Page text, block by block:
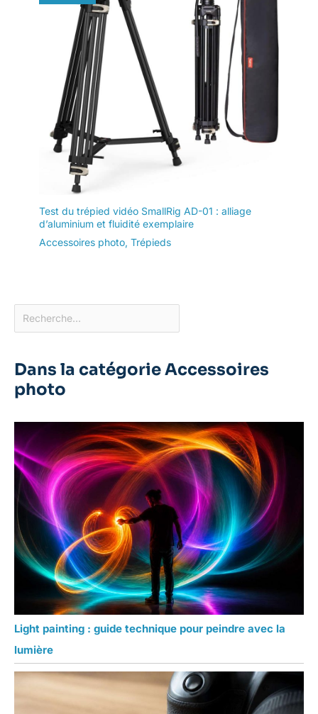
Test du trépied vidéo SmallRig AD-01 : alliage
d’aluminium et fluidité exemplaire
Accessoires photo, Trépieds
Dans la catégorie Accessoires
photo
Light painting : guide technique pour peindre avec la
lumière